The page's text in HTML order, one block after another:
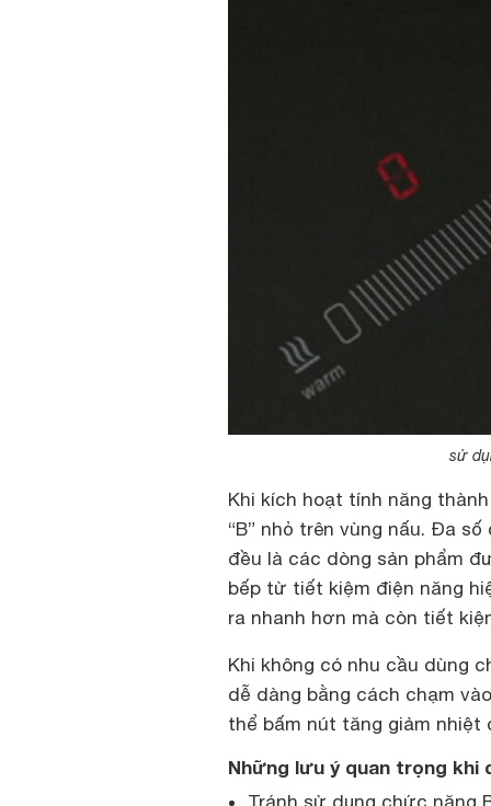
sử
Khi kích hoạt tính năng
“B” nhỏ trên vùng nấu. Đa
đều là các dòng sản phẩm
bếp từ tiết kiệm điện năng
ra nhanh hơn mà còn tiết
Khi không có nhu cầu dùng
dễ dàng bằng cách chạm
thể bấm nút tăng giảm nhiệt
Những lưu ý quan trọng
Tránh sử dụng chức năng